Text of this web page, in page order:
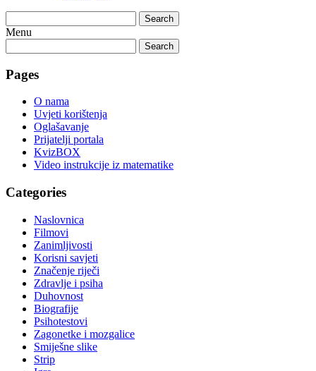
Search
Menu
Search
Pages
O nama
Uvjeti korištenja
Oglašavanje
Prijatelji portala
KvizBOX
Video instrukcije iz matematike
Categories
Naslovnica
Filmovi
Zanimljivosti
Korisni savjeti
Značenje riječi
Zdravlje i psiha
Duhovnost
Biografije
Psihotestovi
Zagonetke i mozgalice
Smiješne slike
Strip